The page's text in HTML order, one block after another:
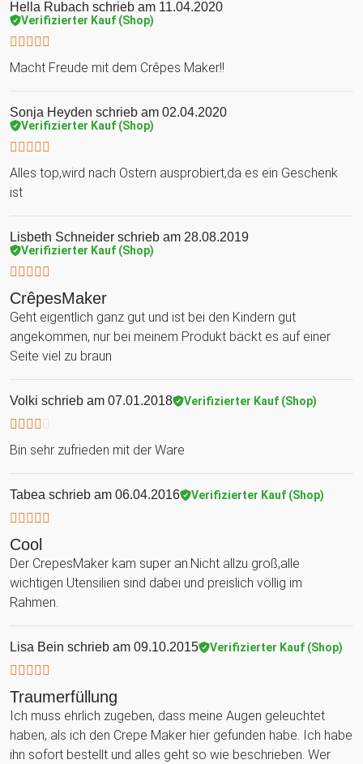
Hella Rubach schrieb am 11.04.2020
Verifizierter Kauf (Shop)
Macht Freude mit dem Crêpes Maker!!
Sonja Heyden schrieb am 02.04.2020
Verifizierter Kauf (Shop)
Alles top,wird nach Ostern ausprobiert,da es ein Geschenk
ist
Lisbeth Schneider schrieb am 28.08.2019
Verifizierter Kauf (Shop)
CrêpesMaker
Geht eigentlich ganz gut und ist bei den Kindern gut
angekommen, nur bei meinem Produkt bäckt es auf einer
Seite viel zu braun
Volki schrieb am 07.01.2018 Verifizierter Kauf (Shop)
Bin sehr zufrieden mit der Ware
Tabea schrieb am 06.04.2016 Verifizierter Kauf (Shop)
Cool
Der CrepesMaker kam super an.Nicht allzu groß,alle
wichtigen Utensilien sind dabei und preislich völlig im
Rahmen.
Lisa Bein schrieb am 09.10.2015 Verifizierter Kauf (Shop)
Traumerfüllung
Ich muss ehrlich zugeben, dass meine Augen geleuchtet
haben, als ich den Crepe Maker hier gefunden habe. Ich habe
ihn sofort bestellt und alles geht so wie beschrieben. Wer